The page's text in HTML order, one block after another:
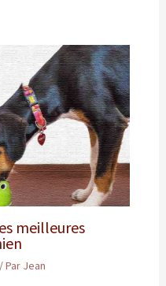
meilleures
/ Par Jean